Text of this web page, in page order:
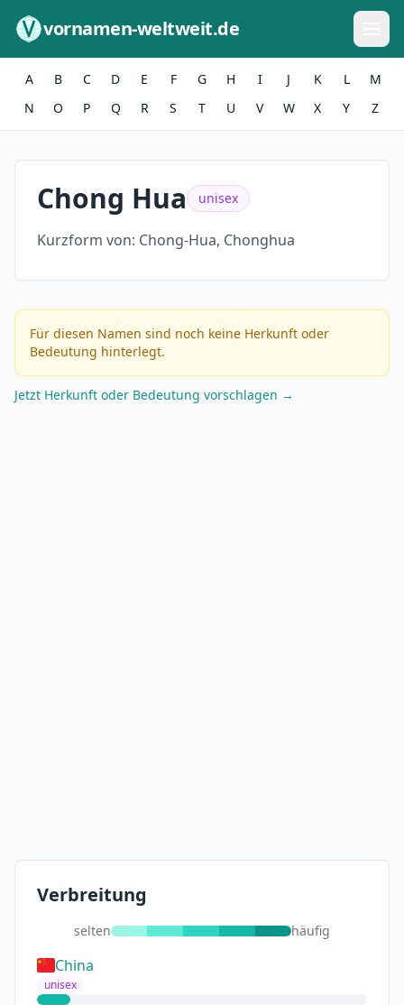
vornamen-weltweit.de
A B C D E F G H I J K L
M
N
O P Q R S T U V W X Y Z
Chong Hua unisex
Kurzform von: Chong-Hua, Chonghua
Für diesen Namen sind noch keine Herkunft oder
Bedeutung hinterlegt.
Jetzt Herkunft oder Bedeutung vorschlagen →
Verbreitung
selten häufig
China
unisex